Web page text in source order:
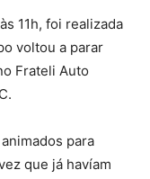
11h, foi realizada
voltou a parar
Frateli Auto
para
que já havíam